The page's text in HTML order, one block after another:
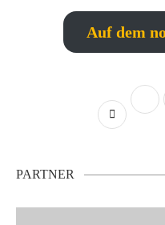
Auf dem
PARTNER